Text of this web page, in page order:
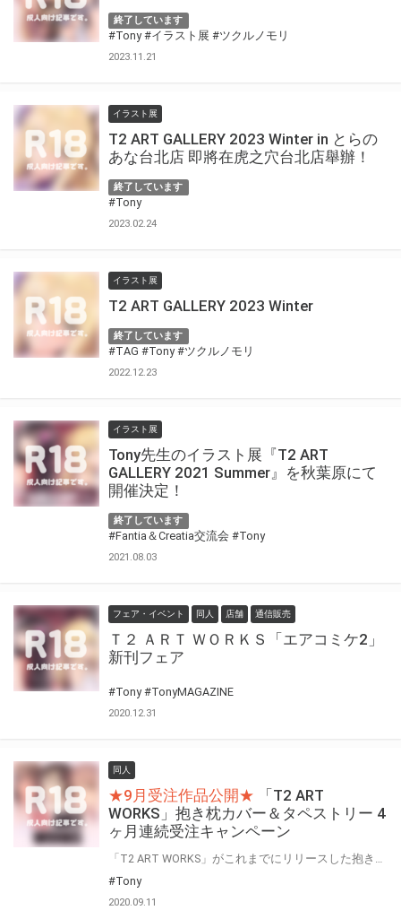
終了しています
#Tony #イラスト展 #ツクルノモリ
2023.11.21
イラスト展
T2 ART GALLERY 2023 Winter in とらの
あな台北店 即將在虎之穴台北店舉辦！
終了しています
#Tony
2023.02.24
イラスト展
T2 ART GALLERY 2023 Winter
終了しています
#TAG #Tony #ツクルノモリ
2022.12.23
イラスト展
Tony先生のイラスト展『T2 ART
GALLERY 2021 Summer』を秋葉原にて
開催決定！
終了しています
#Fantia＆Creatia交流会 #Tony
2021.08.03
フェア・イベント 同人 店舗 通信販売
Ｔ２ ＡＲＴ ＷＯＲＫＳ「エアコミケ2」
新刊フェア
#Tony #TonyMAGAZINE
2020.12.31
同人
★9月受注作品公開★
「T2 ART
WORKS」抱き枕カバー＆タペストリー 4
ヶ月連続受注キャンペーン
#Tony
2020.09.11